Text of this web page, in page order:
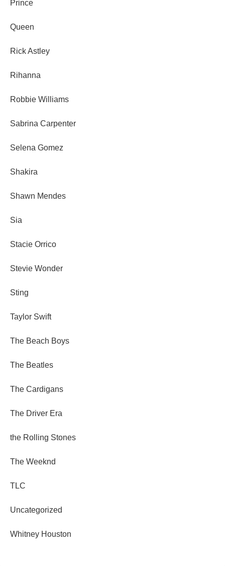
Prince
Queen
Rick Astley
Rihanna
Robbie Williams
Sabrina Carpenter
Selena Gomez
Shakira
Shawn Mendes
Sia
Stacie Orrico
Stevie Wonder
Sting
Taylor Swift
The Beach Boys
The Beatles
The Cardigans
The Driver Era
the Rolling Stones
The Weeknd
TLC
Uncategorized
Whitney Houston